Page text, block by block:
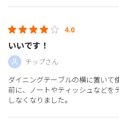
4.0
いいです！
チップさん
ダイニングテーブルの横に置いて
前に、ノートやティッシュなどを
しなくなりました。